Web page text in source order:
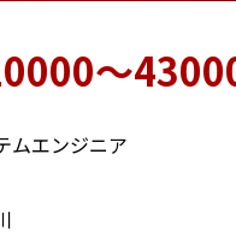
～
ムエンジニア